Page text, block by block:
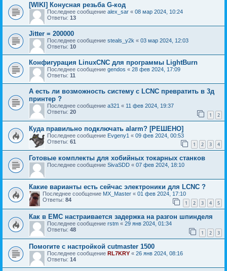
[WIKI] Конусная резьба G-код
Последнее сообщение alex_sar « 08 мар 2024, 10:24
Ответы: 13
Jitter = 200000
Последнее сообщение steals_y2k « 03 мар 2024, 12:03
Ответы: 10
Конфигурация LinuxCNC для программы LightBurn
Последнее сообщение gendos « 28 фев 2024, 17:09
Ответы: 11
А есть ли возможность систему с LCNC превратить в 3д
принтер ?
Последнее сообщение a321 « 11 фев 2024, 19:37
Ответы: 20 1 2
Куда правильно подключать alarm? [РЕШЕНО]
Последнее сообщение Evgeny1 « 09 фев 2024, 00:53
Ответы: 61 1 2 3 4
Готовые комплекты для хобийных токарных станков
Последнее сообщение SivaSDD « 07 фев 2024, 18:10
Какие варианты есть сейчас электроники для LCNC ?
Последнее сообщение MX_Master « 01 фев 2024, 17:10
Ответы: 84 1 2 3 4 5
Как в EMC настраивается задержка на разгон шпинделя
Последнее сообщение rstm « 29 янв 2024, 01:34
Ответы: 48 1 2 3
Помогите с настройкой cutmaster 1500
Последнее сообщение RL7KRY « 26 янв 2024, 08:16
Ответы: 14